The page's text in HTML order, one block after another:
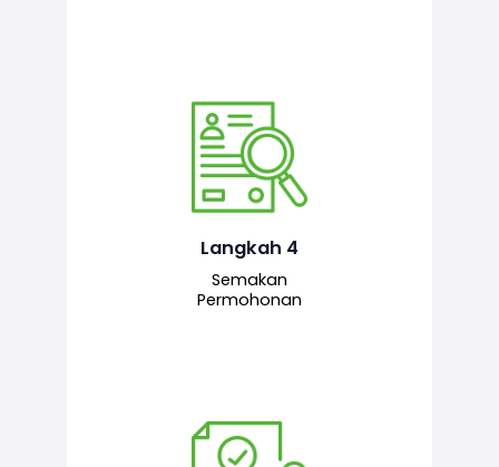
Langkah 4
Semakan
Permohonan
Pegawai penyemak menyemak
maklumat yang dikemukakan. Jika
semua maklumat adalah lengkap dan
kepada pegawai pelulus untuk
tindakan seterusnya.